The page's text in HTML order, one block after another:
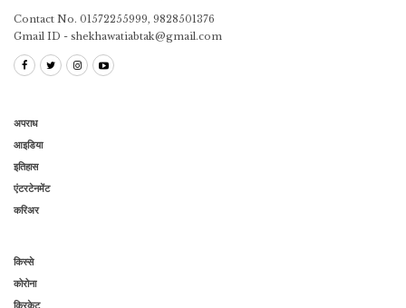
Contact No. 01572255999, 9828501376
Gmail ID - shekhawatiabtak@gmail.com
अपराध
आइडिया
इतिहास
एंटरटेनमेंट
करिअर
किस्से
कोरोना
क्रिकेट